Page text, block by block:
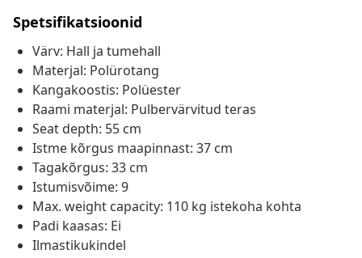
Spetsifikatsioonid
Värv: Hall ja tumehall
Materjal: Polürotang
Kangakoostis: Polüester
Raami materjal: Pulbervärvitud teras
Seat depth: 55 cm
Istme kõrgus maapinnast: 37 cm
Tagakõrgus: 33 cm
Istumisvõime: 9
Max. weight capacity: 110 kg istekoha kohta
Padi kaasas: Ei
Ilmastikukindel